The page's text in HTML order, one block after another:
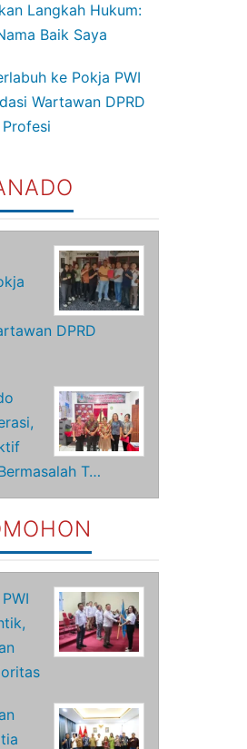
Langkah Hukum:
Baik Saya
ke Pokja PWI
Wartawan DPRD
DPRD
T…